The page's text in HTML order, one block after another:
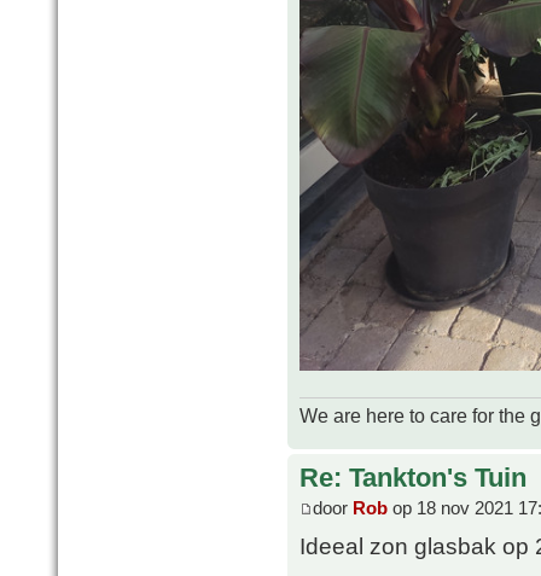
We are here to care for the
Re: Tankton's Tuin
door Rob op 18 nov 2021
Ideeal zon glasbak op